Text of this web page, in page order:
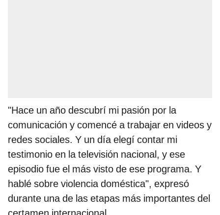
"Hace un año descubrí mi pasión por la
comunicación y comencé a trabajar en videos y
redes sociales. Y un día elegí contar mi
testimonio en la televisión nacional, y ese
episodio fue el más visto de ese programa. Y
hablé sobre violencia doméstica", expresó
durante una de las etapas más importantes del